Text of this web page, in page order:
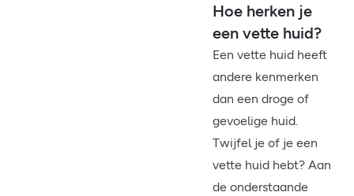
Hoe herken je
een vette huid?
Een vette huid heeft
andere kenmerken
dan een droge of
gevoelige huid.
Twijfel je of je een
vette huid hebt? Aan
de onderstaande